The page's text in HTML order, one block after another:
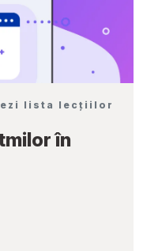
lista lecțiilor
în